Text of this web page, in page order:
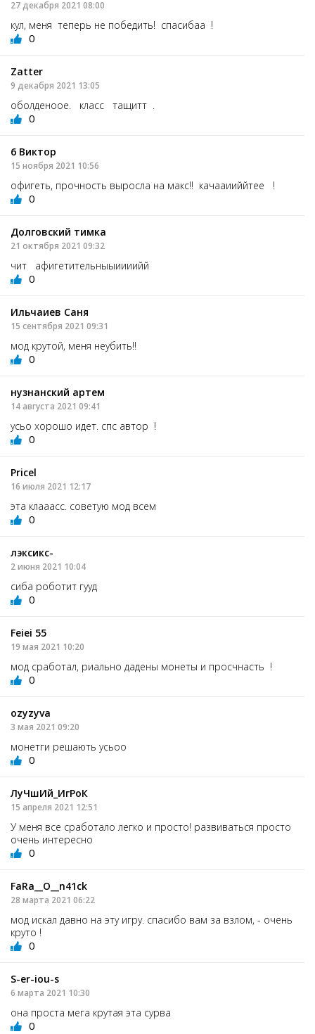
27 декабря 2021 08:00
кул, меня теперь не победить! спасибаа !
0
Zatter
9 декабря 2021 13:05
оболденоое. класс тащитт .
0
6 Виктор
15 ноября 2021 10:56
офигеть, прочность выросла на макс!! качааииййтее !
0
Долговский тимка
21 октября 2021 09:32
чит афигетительныыиииийй
0
Ильчаиев Саня
15 сентября 2021 09:31
мод крутой, меня неубить!!
0
нузнанский артем
14 августа 2021 09:41
усьо хорошо идет. спс автор !
0
Pricеl
16 июля 2021 12:17
эта клааасс. советую мод всем
0
лэксикс-
2 июня 2021 10:04
сиба роботит гууд
0
Feiei 55
19 мая 2021 10:20
мод сработал, риально дадены монеты и просчнасть !
0
ozyzyvа
3 мая 2021 09:20
монетги решають усьоо
0
ЛуЧшИй_ИгРоК
15 апреля 2021 12:51
У меня все сработало легко и просто! развиваться просто
очень интересно
0
FaRa__O__n41ck
28 марта 2021 06:22
мод искал давно на эту игру. спасибо вам за взлом, - очень
круто !
0
S-er-iou-s
6 марта 2021 10:30
она проста мега крутая эта сурва
0